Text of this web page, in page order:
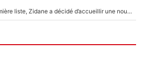
Avant l’annonce de sa première liste, Zidane a décidé d’accueillir une nouvelle tête en équipe de France